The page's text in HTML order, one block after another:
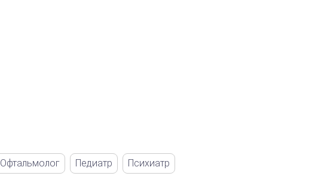
Офтальмолог Педиатр Психиатр